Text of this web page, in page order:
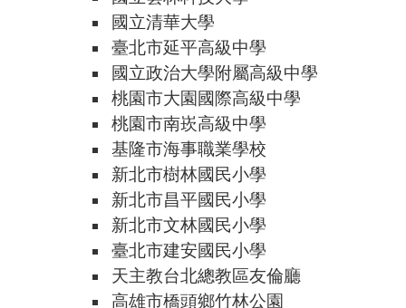
國立清華大學
臺北市延平高級中學
國立政治大學附屬高級中學
桃園市大園國際高級中學
桃園市南崁高級中學
基隆市海事職業學校
新北市樹林國民小學
新北市昌平國民小學
新北市文林國民小學
臺北市建安國民小學
天主教台北總教區友倫廳
高雄市橋頭鄉竹林公園